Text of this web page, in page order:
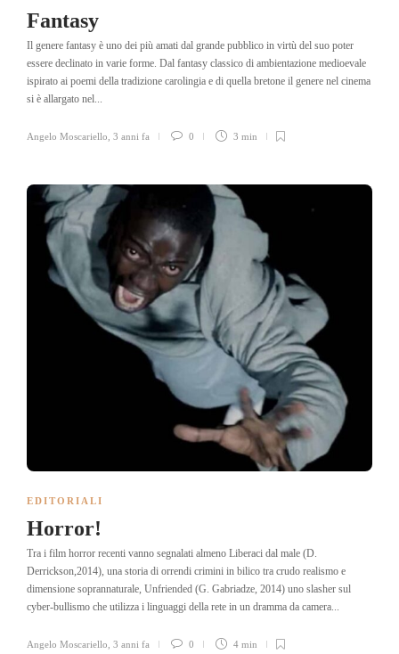
Fantasy
Il genere fantasy è uno dei più amati dal grande pubblico in virtù del suo poter
essere declinato in varie forme. Dal fantasy classico di ambientazione medioevale
ispirato ai poemi della tradizione carolingia e di quella bretone il genere nel cinema
si è allargato nel...
Angelo Moscariello 3 anni fa 0 3 min
EDITORIALI
Horror!
Tra i film horror recenti vanno segnalati almeno Liberaci dal male (D.
Derrickson,2014), una storia di orrendi crimini in bilico tra crudo realismo e
dimensione soprannaturale, Unfriended (G. Gabriadze, 2014) uno slasher sul
cyber-bullismo che utilizza i linguaggi della rete in un dramma da camera...
Angelo Moscariello 3 anni fa 0 4 min